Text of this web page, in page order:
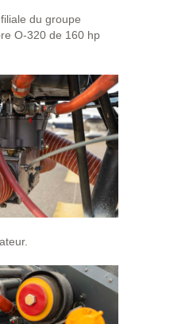
du groupe
O-320 de 160 hp